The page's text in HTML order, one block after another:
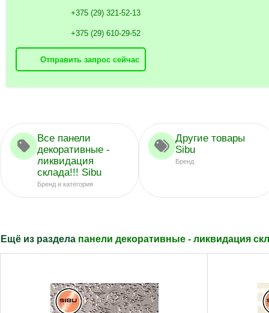
+375 (29) 321-52-13
+375 (29) 610-29-52
Отправить запрос сейчас
Все панели
декоративные -
ликвидация
склада!!! Sibu
Бренд и категория
Другие товары
Sibu
Бренд
Ещё из раздела панели декоративные - ликвидация